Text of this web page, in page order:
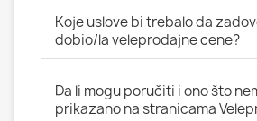
Koje uslove bi trebalo da
dobio/la veleprodajne cene?
Da li mogu poručiti i ono što
prikazano na stranicama